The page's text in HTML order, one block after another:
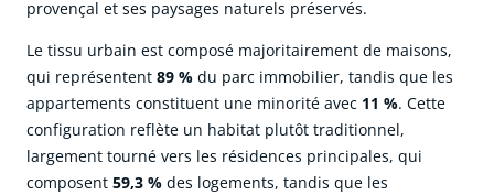
provençal et ses paysages naturels préservés.
Le tissu urbain est composé majoritairement de maisons,
qui représentent 89 % du parc immobilier, tandis que les
appartements constituent une minorité avec 11 %. Cette
configuration reflète un habitat plutôt traditionnel,
largement tourné vers les résidences principales, qui
composent 59,3 % des logements, tandis que les